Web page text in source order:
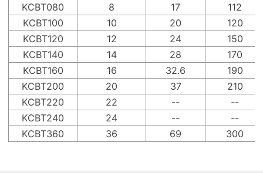
KCBT080
8 17
112
KCBT100
10 20
120
KCBT120
12 24
150
KCBT140
14 28
170
KCBT160
16 32.6
190
KCBT200
20 37
210
KCBT220
22 --
--
KCBT240
24 --
--
KCBT360
36 69 300